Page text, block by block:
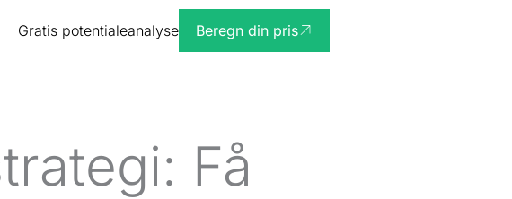
Gratis potentialeanalyse Beregn din pris
Få